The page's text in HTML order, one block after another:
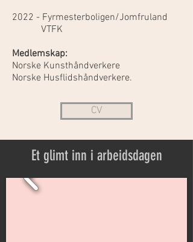
2022 - Fyrmesterboligen/Jomfruland
VTFK
Medlemskap:
Norske Kunsthåndverkere
Norske Husflidshåndverkere.
CV
Et glimt inn i arbeidsdagen